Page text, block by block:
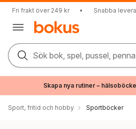
Fri frakt över 249 kr • Snabba
Sök bok, spel, pussel,
Skapa nya rutiner –
Sport, fritid och hobby Sportböcker